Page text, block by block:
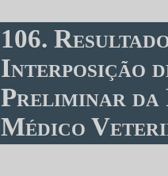
106.
Interposição
Preliminar da
Médico